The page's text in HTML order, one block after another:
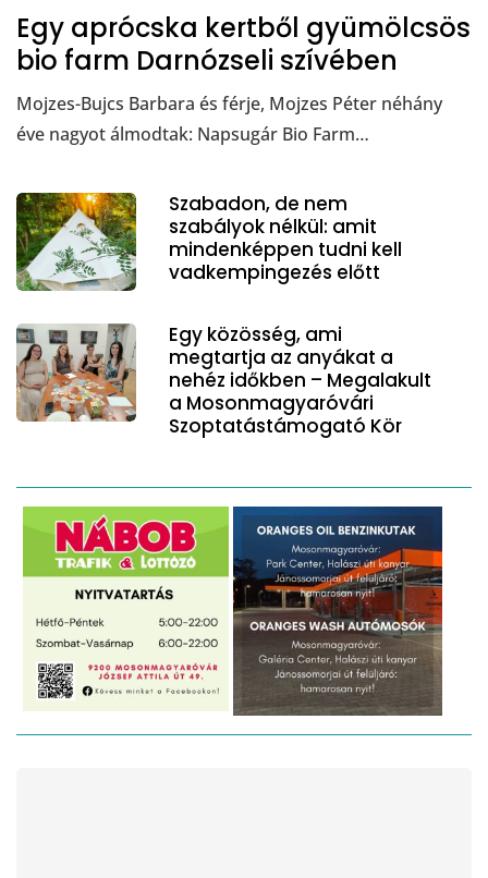
Egy aprócska kertből gyümölcsös
bio farm Darnózseli szívében
Mojzes-Bujcs Barbara és férje, Mojzes Péter néhány
éve nagyot álmodtak: Napsugár Bio Farm…
Szabadon, de nem
szabályok nélkül: amit
mindenképpen tudni kell
vadkempingezés előtt
Egy közösség, ami
megtartja az anyákat a
nehéz időkben – Megalakult
a Mosonmagyaróvári
Szoptatástámogató Kör